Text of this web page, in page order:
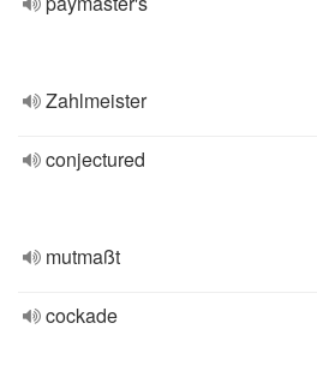
Zahlmeister
conjectured
mutmaßt
cockade